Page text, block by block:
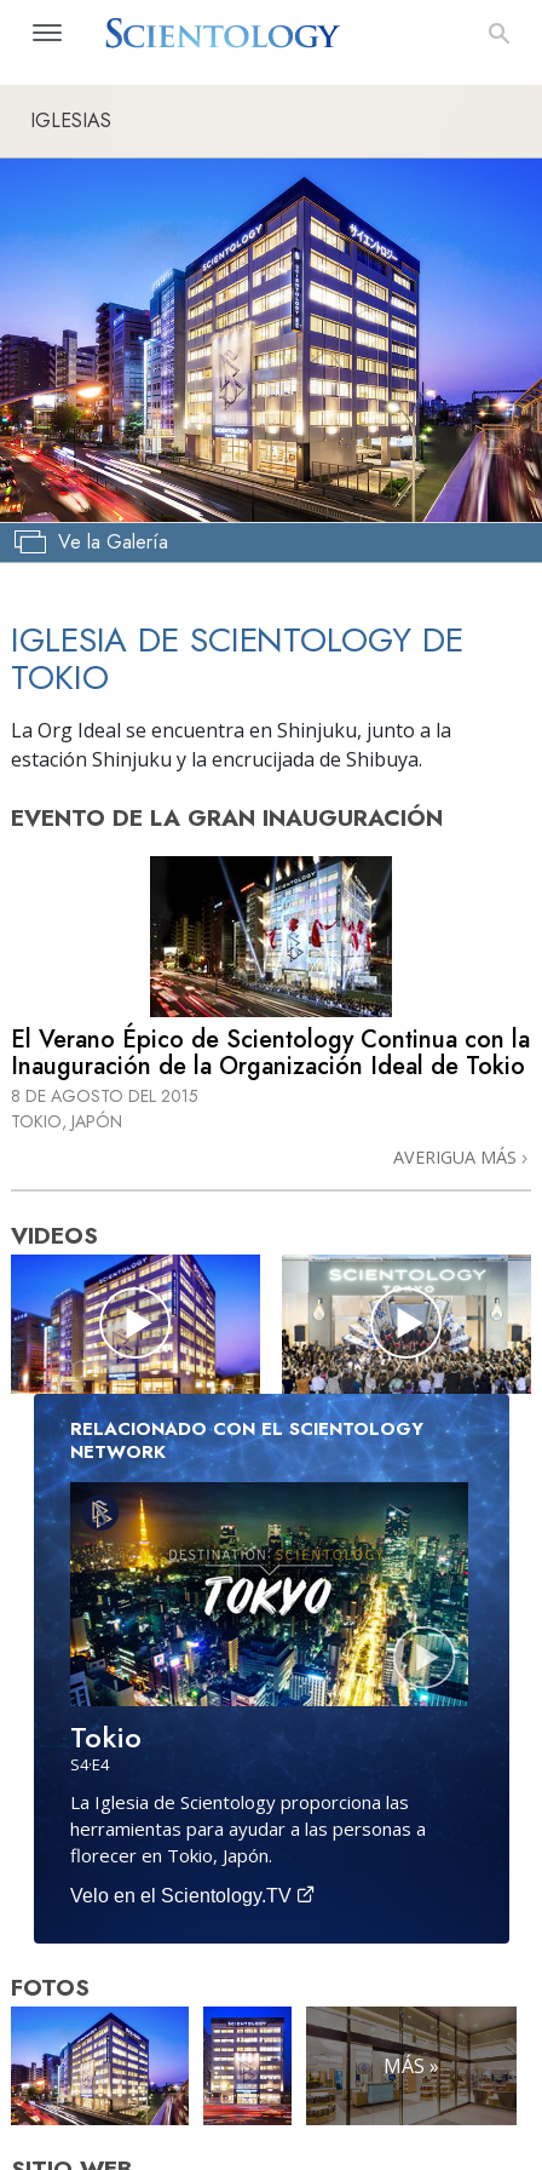
IGLESIAS
Ve la Galería
IGLESIA DE SCIENTOLOGY DE
TOKIO
La Org Ideal se encuentra en Shinjuku, junto a la
estación Shinjuku y la encrucijada de Shibuya.
EVENTO DE LA GRAN INAUGURACIÓN
El Verano Épico de Scientology Continua con la
Inauguración de la Organización Ideal de Tokio
8 DE AGOSTO DEL 2015
TOKIO, JAPÓN
AVERIGUA MÁS
VIDEOS
RELACIONADO CON EL SCIENTOLOGY
NETWORK
Tokio
S4·E4
La Iglesia de Scientology proporciona las
herramientas para ayudar a las personas a
florecer en Tokio, Japón.
Velo en el Scientology.TV
FOTOS
MÁS »